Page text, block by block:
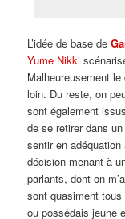
L’idée de base de
Yume Nikki
Malheureusement
loin. Du reste, on
sont également
de se retirer dans
sentir en
décision menant à
parlants, dont on
sont quasiment
ou possédais jeune